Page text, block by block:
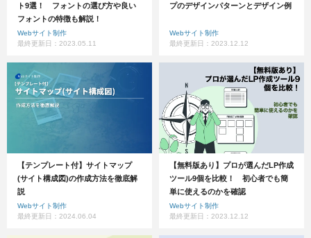
ト9選！ フォントの選び方や良い
フォントの特徴も解説！
Webサイト制作
最終更新日：2023.05.11
プのデザインパターンとデザイン例
Webサイト制作
最終更新日：2023.12.12
【テンプレート付】サイトマップ
(サイト構成図)の作成方法を徹底解
説
Webサイト制作
最終更新日：2024.06.04
【無料版あり】プロが選んだLP作成
ツール9個を比較！ 初心者でも簡
単に使えるのかを確認
Webサイト制作
最終更新日：2023.12.12